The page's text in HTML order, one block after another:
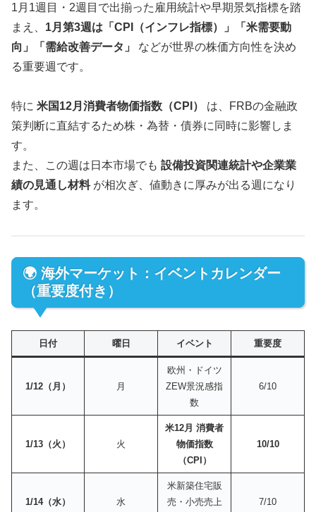
1月1週目・2週目で出揃った雇用統計や早期景気指標を踏
まえ、 1月第3週は「CPI（インフレ指標）」「米需要動
向」「需給改善データ」
などが世界の株価方向性を決め
る重要週です。
特に 米国12月消費者物価指数（CPI）
は、FRBの金融政
策判断に直結するため株・為替・債券に同時に影響しま
す。
また、この週は日本市場でも 設備投資関連統計や企業業
績の見通し材料が相次ぎ、値動きに厚みが出る週になり
ます。
🌍 海外マーケット：イベントカレンダー
（重要度付き）
日付 曜日 イベント 重要度
1/12（月） 月
欧州・ドイツ
ZEW景況感指
数
6/10
1/13（火） 火
米12月 消費者
物価指数
（CPI）
10/10
1/14（水） 水
米新築住宅販
売・小売売上
7/10